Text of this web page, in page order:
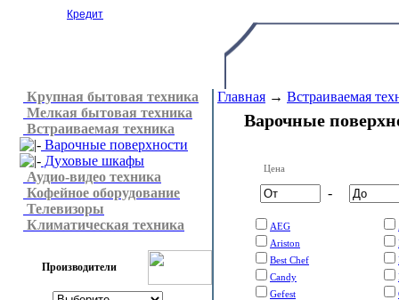
Кредит
Крупная бытовая техника
Мелкая бытовая техника
Встраиваемая техника
Варочные поверхности
Духовые шкафы
Аудио-видео техника
Кофейное оборудование
Телевизоры
Климатическая техника
Производители
Главная → Встраиваемая
Варочные
Цена
-
AEG
Ariston
Best Chef
Candy
Gefest